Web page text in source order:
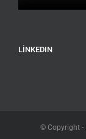
LINKEDIN
© Copyright -